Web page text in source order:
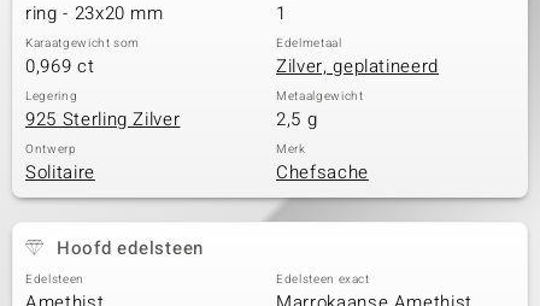
ring - 23x20 mm 1
Karaatgewicht som
0,969 ct
Edelmetaal
Zilver, geplatineerd
Legering
925 Sterling Zilver
Metaalgewicht
2,5 g
Ontwerp
Solitaire
Merk
Chefsache
Hoofd edelsteen
Edelsteen Edelsteen exact